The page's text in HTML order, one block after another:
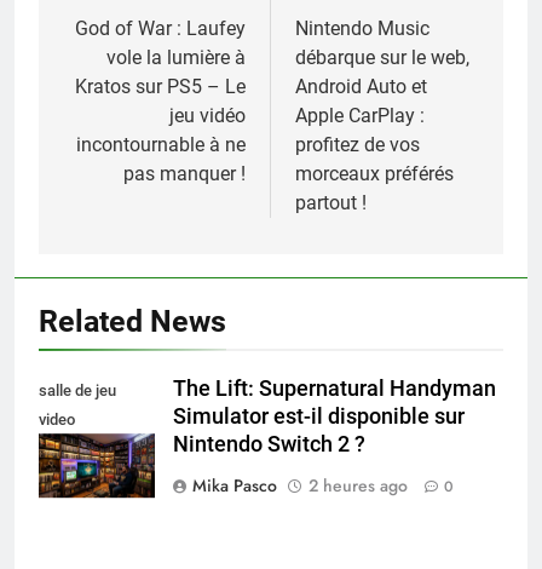
de
l’article
God of War : Laufey
vole la lumière à
Kratos sur PS5 – Le
jeu vidéo
incontournable à ne
pas manquer !
Nintendo Music
débarque sur le web,
Android Auto et
Apple CarPlay :
profitez de vos
morceaux préférés
partout !
Related News
salle de jeu
video
collectionneur
The Lift: Supernatural Handyman
Simulator est-il disponible sur
Nintendo Switch 2 ?
Mika Pasco
2 heures ago 0